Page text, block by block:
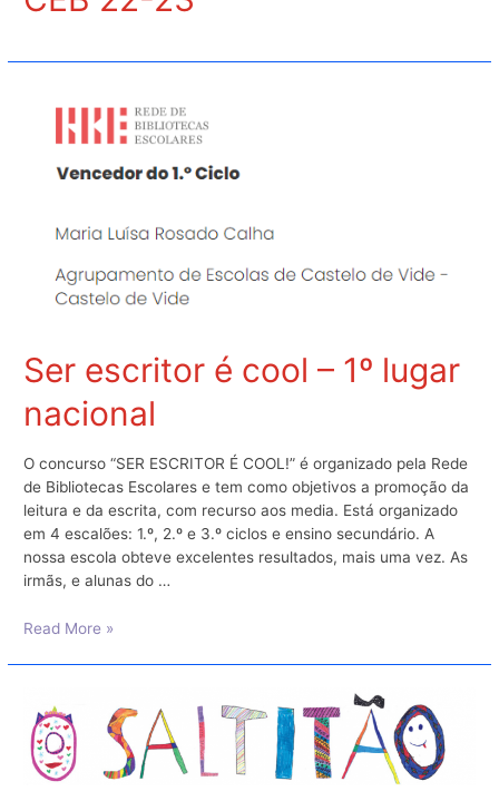
Ser escritor é cool – 1º lugar
nacional
O concurso “SER ESCRITOR É COOL!” é organizado pela Rede
de Bibliotecas Escolares e tem como objetivos a promoção da
leitura e da escrita, com recurso aos media. Está organizado
em 4 escalões: 1.º, 2.º e 3.º ciclos e ensino secundário. A
nossa escola obteve excelentes resultados, mais uma vez. As
irmãs, e alunas do …
Ser
1º
lugar
Read More »